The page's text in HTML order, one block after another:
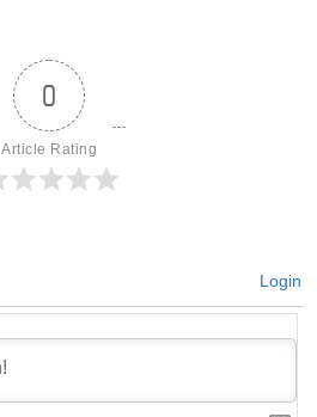
0
Article Rating
Login